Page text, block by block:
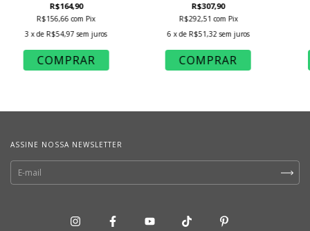
R$164,90
R$156,66com Pix
3 x de R$54,97 sem juros
R$307,90
R$292,51com Pix
6 x de R$51,32 sem juros
ASSINE NOSSA NEWSLETTER